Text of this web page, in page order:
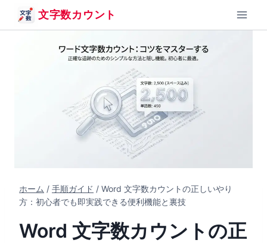
を
文字数カウント
ホーム / 手順ガイド / Word 文字数カウントの正しいやり
方：初心者でも即実践できる便利機能と裏技
Word 文字数カウントの正